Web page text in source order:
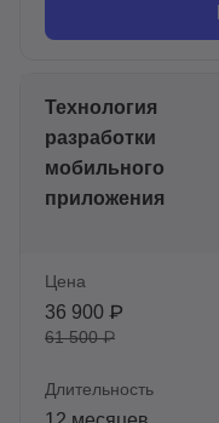
Технология
разработки
мобильного
приложения
Цена
36 900 ₽
61 500 ₽
Длительность